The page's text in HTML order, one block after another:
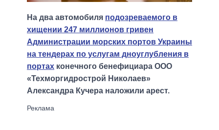
На два автомобиля подозреваемого в
хищении 247 миллионов гривен
Администрации морских портов Украины
на тендерах по услугам дноуглубления в
портах конечного бенефициара ООО
«Техморгидрострой Николаев»
Александра Кучера наложили арест.